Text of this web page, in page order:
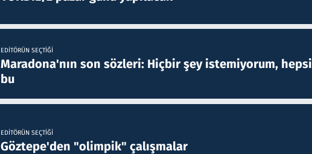
EDITÖRÜN SEÇTIĞI
Maradona'nın son sözleri: Hiçbir şey istemiyorum, hepsi
bu
EDITÖRÜN SEÇTIĞI
Göztepe'den "olimpik" çalışmalar